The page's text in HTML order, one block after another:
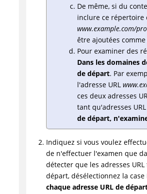
De même, si du
inclure ce répertoire
www.example.com/
être ajoutées
Pour examiner des
Dans les domaines
de départ. Par
l'adresse URL
ces deux adresses
tant qu'adresses
de départ,
Indiquez si vous voulez
de n'effectuer l'examen que
détecter que les adresses
départ, désélectionnez la case
chaque adresse URL de